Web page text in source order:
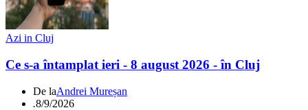
Azi in Cluj
Ce s-a întamplat ieri - 8 august 2026 - în Cluj
De laAndrei Mureșan
.8/9/2026